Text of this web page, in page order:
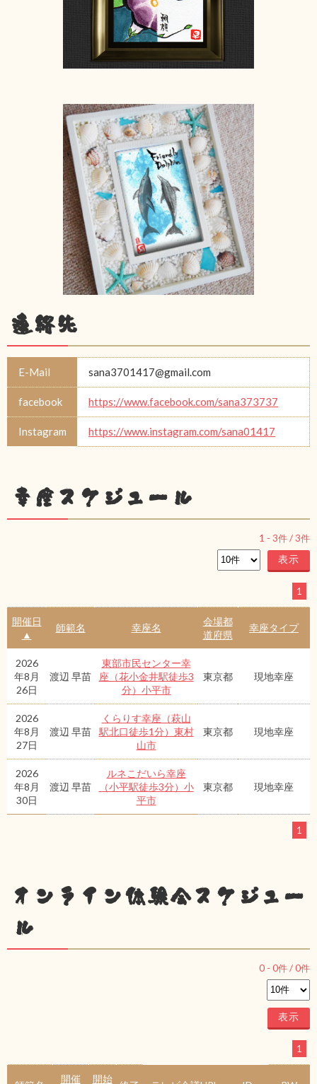
連絡先
E-Mail sana3701417@gmail.com
facebook https://www.facebook.com/sana373737
Instagram https://www.instagram.com/sana01417
幸座スケジュール
1 - 3件 /3件
1
開催日
▲
師範名 幸座名
会場都
道府県
幸座タイプ
2026
年8月
26日
渡辺 早苗
東部市民センター幸
座（花小金井駅徒歩3
分）小平市
東京都 現地幸座
2026
年8月
27日
渡辺 早苗
くらりす幸座（萩山
駅北口徒歩1分）東村
山市
東京都 現地幸座
2026
年8月
30日
渡辺 早苗
ルネこだいら幸座
（小平駅徒歩3分）小
平市
東京都 現地幸座
1
オンライン体験会スケジュー
ル
0 - 0件 /0件
1
開催 開始